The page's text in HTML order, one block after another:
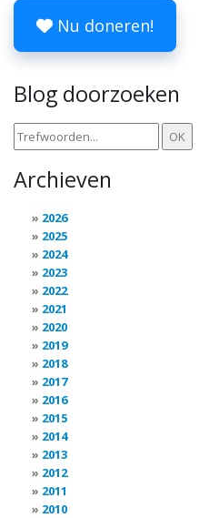
Nu doneren!
Blog doorzoeken
Archieven
2026
2025
2024
2023
2022
2021
2020
2019
2018
2017
2016
2015
2014
2013
2012
2011
2010